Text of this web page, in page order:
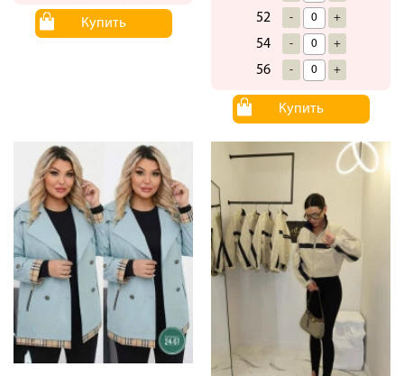
Купить 52 - +
54 - +
56 - +
Купить